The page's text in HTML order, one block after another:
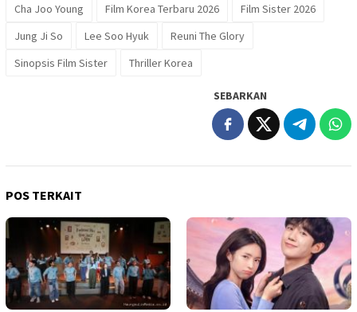
Cha Joo Young Film Korea Terbaru 2026
Film Sister 2026
Jung Ji So
Lee Soo Hyuk
Reuni The Glory
Sinopsis Film Sister
Thriller Korea
SEBARKAN
POS TERKAIT